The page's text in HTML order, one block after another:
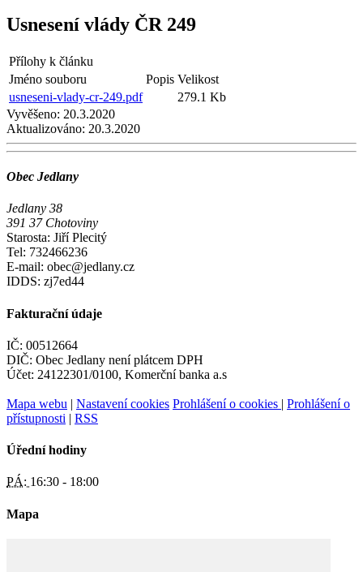
Usnesení vlády ČR 249
Přílohy k článku
Jméno souboru
Popis Velikost
usneseni-vlady-cr-249.pdf
279.1 Kb
Vyvěšeno: 20.3.2020
Aktualizováno: 20.3.2020
Obec Jedlany
Jedlany 38
391 37 Chotoviny
Starosta: Jiří Plecitý
Tel: 732466236
E-mail: obec@jedlany.cz
IDDS: zj7ed44
Fakturační údaje
IČ: 00512664
DIČ: Obec Jedlany není plátcem DPH
Účet: 24122301/0100, Komerční banka a.s
Mapa webu | Nastavení cookies Prohlášení o cookies | Prohlášení o
přístupnosti | RSS
Úřední hodiny
PÁ: 16:30 - 18:00
Mapa